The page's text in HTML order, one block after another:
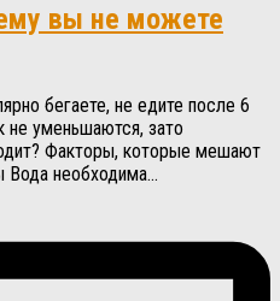
вы не можете
бегаете, не едите после 6
не уменьшаются, зато
Факторы, которые мешают
необходима...